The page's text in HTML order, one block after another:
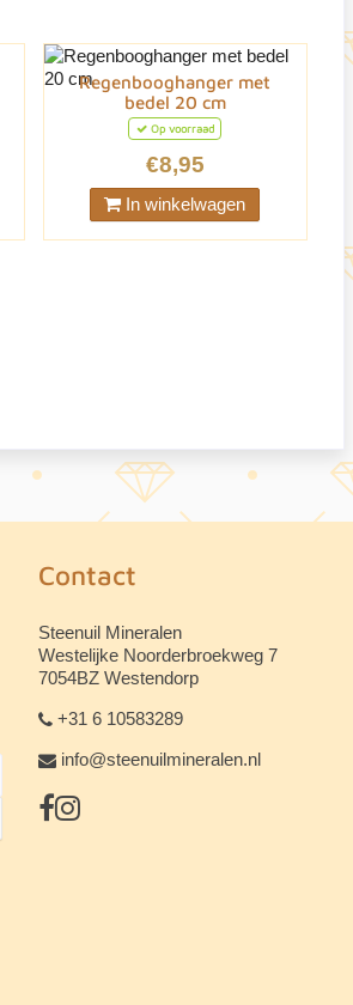
Regenbooghanger met
bedel 20 cm
Op voorraad
€8,95
In winkelwagen
Contact
Steenuil Mineralen
Westelijke Noorderbroekweg 7
7054BZ Westendorp
+31 6 10583289
info@steenuilmineralen.nl